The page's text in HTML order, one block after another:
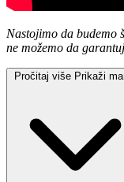
Nastojimo da budemo
ne možemo da
Pročitaj više Prikaži